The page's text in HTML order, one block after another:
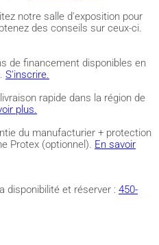
notre salle d'exposition pour
des conseils sur ceux-ci.
de financement disponibles en
S'inscrire.
rapide dans la région de
plus.
du manufacturier + protection
Protex (optionnel). En savoir
disponibilité et réserver : 450-